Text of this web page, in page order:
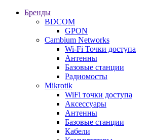
Бренды
BDCOM
GPON
Cambium Networks
Wi-Fi Точки доступа
Антенны
Базовые станции
Радиомосты
Mikrotik
WiFi точки доступа
Аксессуары
Антенны
Базовые станции
Кабели